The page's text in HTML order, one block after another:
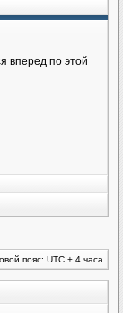
вперед по этой
пояс: UTC + 4 часа